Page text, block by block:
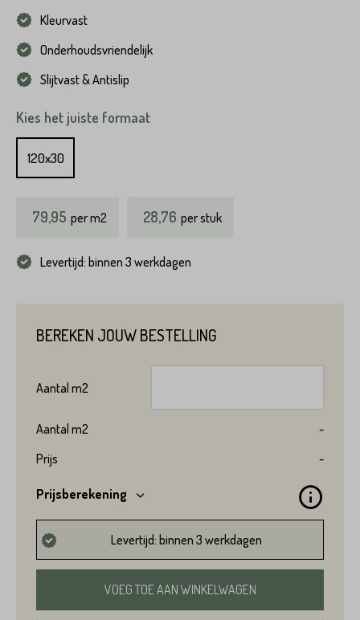
Kleurvast
Onderhoudsvriendelijk
Slijtvast & Antislip
Kies het juiste formaat
120x30
79,95 perm2 28,76 per stuk
Levertijd: binnen 3 werkdagen
BEREKEN JOUW BESTELLING
Aantal m2
Aantal m2
-
Prijs
-
Prijsberekening
Levertijd: binnen 3 werkdagen
VOEG TOE AAN WINKELWAGEN